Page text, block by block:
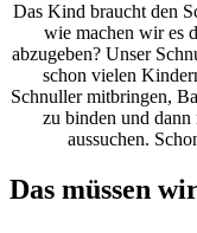
Das Kind braucht den
wie machen wir es
abzugeben? Unser
schon vielen
Schnuller mitbringen,
zu binden und dann
aussuchen.
Das müssen